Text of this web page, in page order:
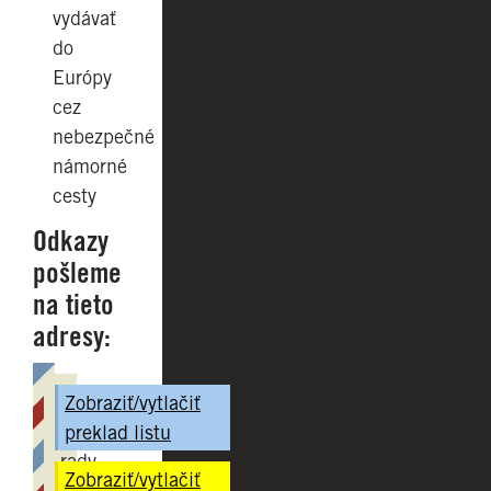
vydávať
do
Európy
cez
nebezpečné
námorné
cesty
Odkazy
pošleme
na tieto
adresy:
Predseda
Európskej
rady
Zobraziť/vytlačiť
preklad listu
Zobraziť/vytlačiť